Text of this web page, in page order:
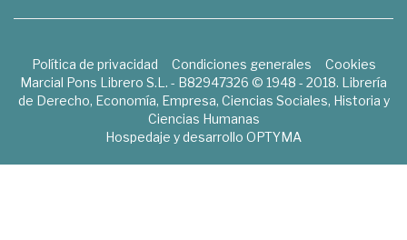
Política de privacidad Condiciones generales
Cookies
Marcial Pons Librero S.L. - B82947326 © 1948 - 2018. Librería
de Derecho, Economía, Empresa, Ciencias Sociales, Historia y
Ciencias Humanas
Hospedaje y desarrollo OPTYMA